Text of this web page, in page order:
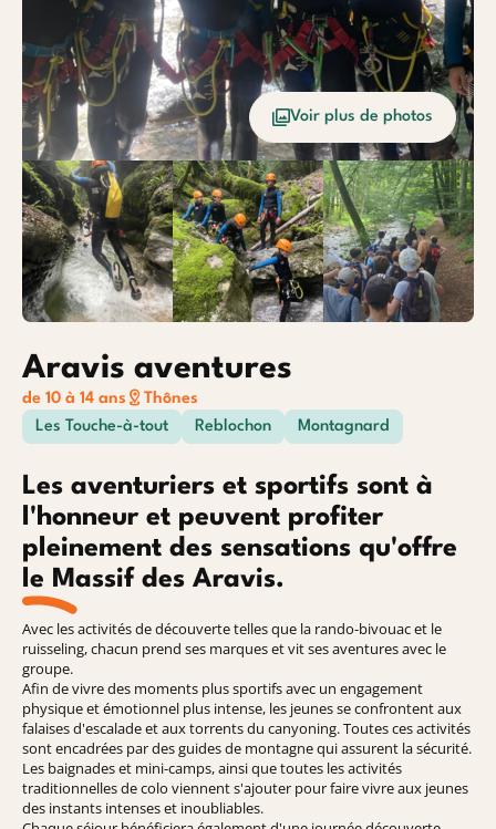
Baroudeurs
Voir plus de photos
Aravis aventures
de 10 à 14 ans
Thônes
Les Touche-à-tout
Reblochon Montagnard
Les aventuriers et sportifs sont à
l'honneur et peuvent profiter
pleinement des sensations qu'offre
le Massif des Aravis.
Avec les activités de découverte telles que la rando-bivouac et le
ruisseling, chacun prend ses marques et vit ses aventures avec le
groupe.
Afin de vivre des moments plus sportifs avec un engagement
physique et émotionnel plus intense, les jeunes se confrontent aux
falaises d'escalade et aux torrents du canyoning. Toutes ces activités
sont encadrées par des guides de montagne qui assurent la sécurité.
Les baignades et mini-camps, ainsi que toutes les activités
traditionnelles de colo viennent s'ajouter pour faire vivre aux jeunes
des instants intenses et inoubliables.